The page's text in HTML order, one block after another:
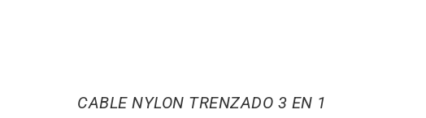
CABLE NYLON TRENZADO 3 EN 1